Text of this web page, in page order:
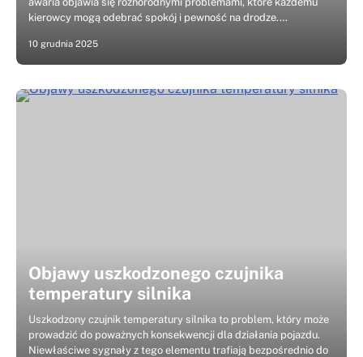
kierowcy mogą odebrać spokój i pewność na drodze.…
10 grudnia 2025
Objawy uszkodzonego czujnika
temperatury silnika
Uszkodzony czujnik temperatury silnika to problem, który może
prowadzić do poważnych konsekwencji dla działania pojazdu.
Niewłaściwe sygnały z tego elementu trafiają bezpośrednio do